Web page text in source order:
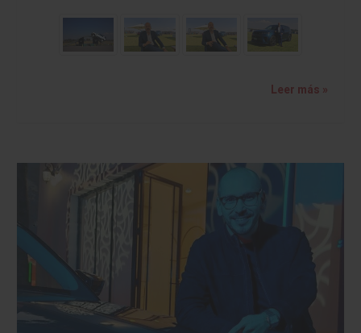
Leer más »